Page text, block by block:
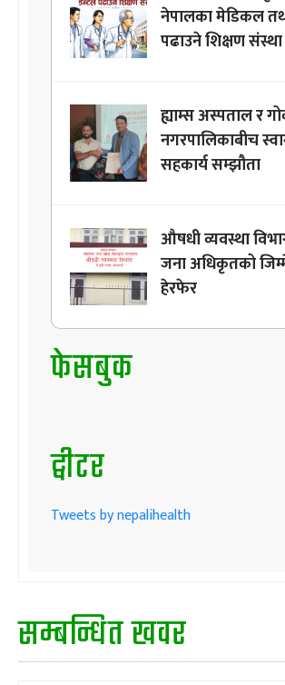
नेपालका मेडिकल
पढाउने शिक्षण संस्था
ह्याम्स अस्पताल र
नगरपालिकाबीच
सहकार्य सम्झौता
औषधी व्यवस्था
जना अधिकृतको
हेरफेर
फेसबुक
ट्वीटर
Tweets by nepalihealth
सम्बन्धित खवर